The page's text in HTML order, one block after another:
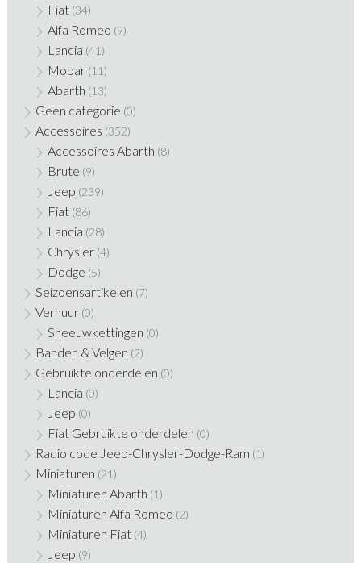
Fiat (34)
Alfa Romeo (9)
Lancia (41)
Mopar (11)
Abarth (13)
Geen categorie (0)
Accessoires (352)
Accessoires Abarth (8)
Brute (9)
Jeep (239)
Fiat (86)
Lancia (28)
Chrysler (4)
Dodge (5)
Seizoensartikelen (7)
Verhuur (0)
Sneeuwkettingen (0)
Banden & Velgen (2)
Gebruikte onderdelen (0)
Lancia (0)
Jeep (0)
Fiat Gebruikte onderdelen (0)
Radio code Jeep-Chrysler-Dodge-Ram (1)
Miniaturen (21)
Miniaturen Abarth (1)
Miniaturen Alfa Romeo (2)
Miniaturen Fiat (4)
Jeep (9)